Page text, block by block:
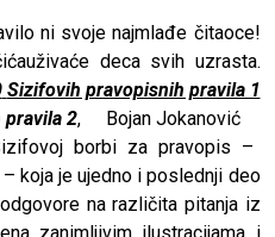
ni svoje najmlađe čitaoce!
uživaće deca svih uzrasta.
Sizifovih pravopisnih pravila 1
2,
Bojan Jokanović
borbi za pravopis –
koja je ujedno i poslednji deo
na različita pitanja iz